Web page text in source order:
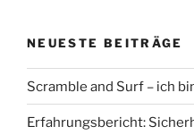
NEUESTE BEITRÄGE
Scramble and Surf – ich
Erfahrungsbericht: